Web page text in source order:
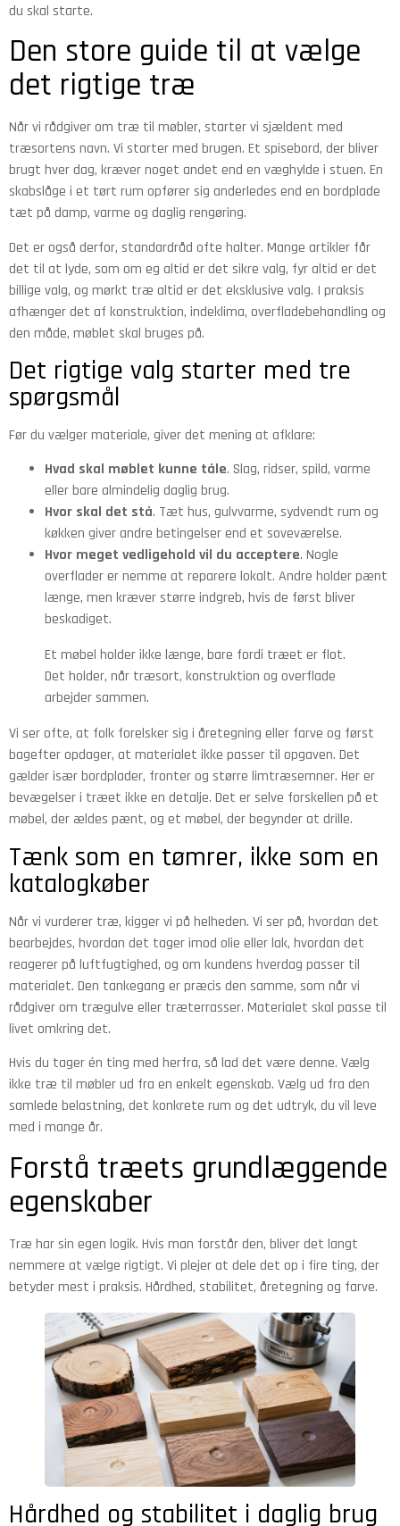
du skal starte.
Den store guide til at vælge
det rigtige træ
Når vi rådgiver om træ til møbler, starter vi sjældent med
træsortens navn. Vi starter med brugen. Et spisebord, der bliver
brugt hver dag, kræver noget andet end en væghylde i stuen. En
skabslåge i et tørt rum opfører sig anderledes end en bordplade
tæt på damp, varme og daglig rengøring.
Det er også derfor, standardråd ofte halter. Mange artikler får
det til at lyde, som om eg altid er det sikre valg, fyr altid er det
billige valg, og mørkt træ altid er det eksklusive valg. I praksis
afhænger det af konstruktion, indeklima, overfladebehandling og
den måde, møblet skal bruges på.
Det rigtige valg starter med tre
spørgsmål
Før du vælger materiale, giver det mening at afklare:
Hvad skal møblet kunne tåle. Slag, ridser, spild, varme
eller bare almindelig daglig brug.
Hvor skal det stå. Tæt hus, gulvvarme, sydvendt rum og
køkken giver andre betingelser end et soveværelse.
Hvor meget vedligehold vil du acceptere. Nogle
overflader er nemme at reparere lokalt. Andre holder pænt
længe, men kræver større indgreb, hvis de først bliver
beskadiget.
Et møbel holder ikke længe, bare fordi træet er flot.
Det holder, når træsort, konstruktion og overflade
arbejder sammen.
Vi ser ofte, at folk forelsker sig i åretegning eller farve og først
bagefter opdager, at materialet ikke passer til opgaven. Det
gælder især bordplader, fronter og større limtræsemner. Her er
bevægelser i træet ikke en detalje. Det er selve forskellen på et
møbel, der ældes pænt, og et møbel, der begynder at drille.
Tænk som en tømrer, ikke som en
katalogkøber
Når vi vurderer træ, kigger vi på helheden. Vi ser på, hvordan det
bearbejdes, hvordan det tager imod olie eller lak, hvordan det
reagerer på luftfugtighed, og om kundens hverdag passer til
materialet. Den tankegang er præcis den samme, som når vi
rådgiver om trægulve eller træterrasser. Materialet skal passe til
livet omkring det.
Hvis du tager én ting med herfra, så lad det være denne. Vælg
ikke træ til møbler ud fra en enkelt egenskab. Vælg ud fra den
samlede belastning, det konkrete rum og det udtryk, du vil leve
med i mange år.
Forstå træets grundlæggende
egenskaber
Træ har sin egen logik. Hvis man forstår den, bliver det langt
nemmere at vælge rigtigt. Vi plejer at dele det op i fire ting, der
betyder mest i praksis. Hårdhed, stabilitet, åretegning og farve.
Hårdhed og stabilitet i daglig brug